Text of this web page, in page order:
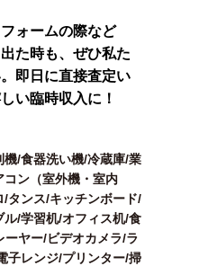
ォームの際など
た時も、ぜひ私た
即日に直接査定い
い臨時収入に！
/食器洗い機/冷蔵庫/業
ン（室外機・室内
タンス/キッチンボード/
/学習机/オフィス机/食
ヤー/ビデオカメラ/ラ
子レンジ/プリンター/掃